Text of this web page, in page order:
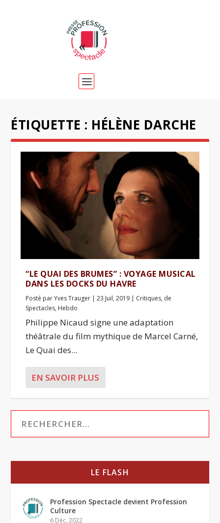
ÉTIQUETTE : HÉLÈNE DARCHE
“LE QUAI DES BRUMES” : VOYAGE MUSICAL
DANS LES DOCKS DU HAVRE
Posté parYves Trauger |23 Juil, 2019 | Critiques, de
Spectacles, Hebdo
Philippe Nicaud signe une adaptation
théâtrale du film mythique de Marcel Carné,
Le Quai des...
EN SAVOIR PLUS
LE FLASH
Profession Spectacle devient Profession
Culture
6 Déc, 2022